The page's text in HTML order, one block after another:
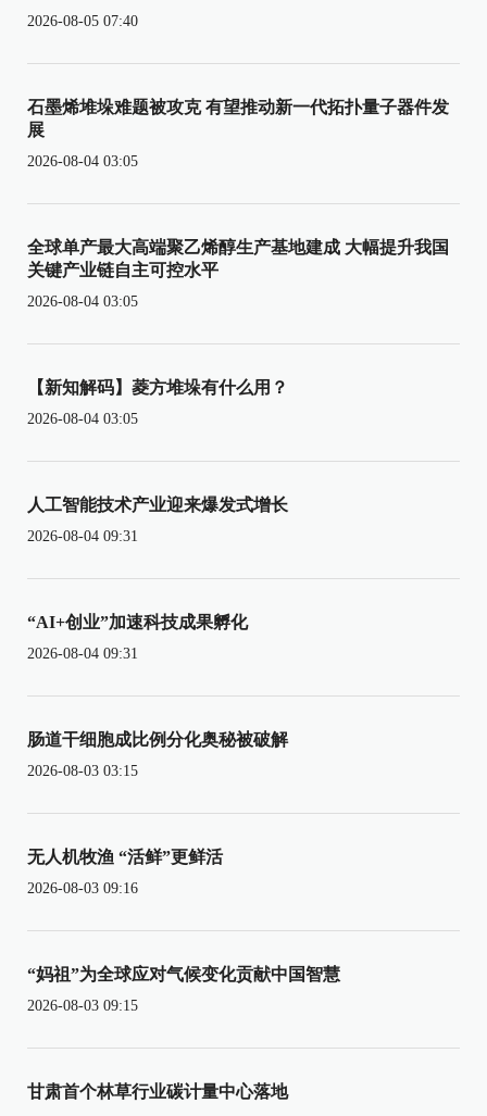
2026-08-05 07:40
石墨烯堆垛难题被攻克 有望推动新一代拓扑量子器件发
展
2026-08-04 03:05
全球单产最大高端聚乙烯醇生产基地建成 大幅提升我国
关键产业链自主可控水平
2026-08-04 03:05
【新知解码】菱方堆垛有什么用？
2026-08-04 03:05
人工智能技术产业迎来爆发式增长
2026-08-04 09:31
“AI+创业”加速科技成果孵化
2026-08-04 09:31
肠道干细胞成比例分化奥秘被破解
2026-08-03 03:15
无人机牧渔 “活鲜”更鲜活
2026-08-03 09:16
“妈祖”为全球应对气候变化贡献中国智慧
2026-08-03 09:15
甘肃首个林草行业碳计量中心落地